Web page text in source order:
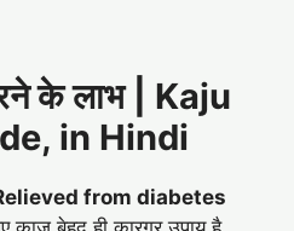
के लाभ | Kaju
in Hindi
from diabetes